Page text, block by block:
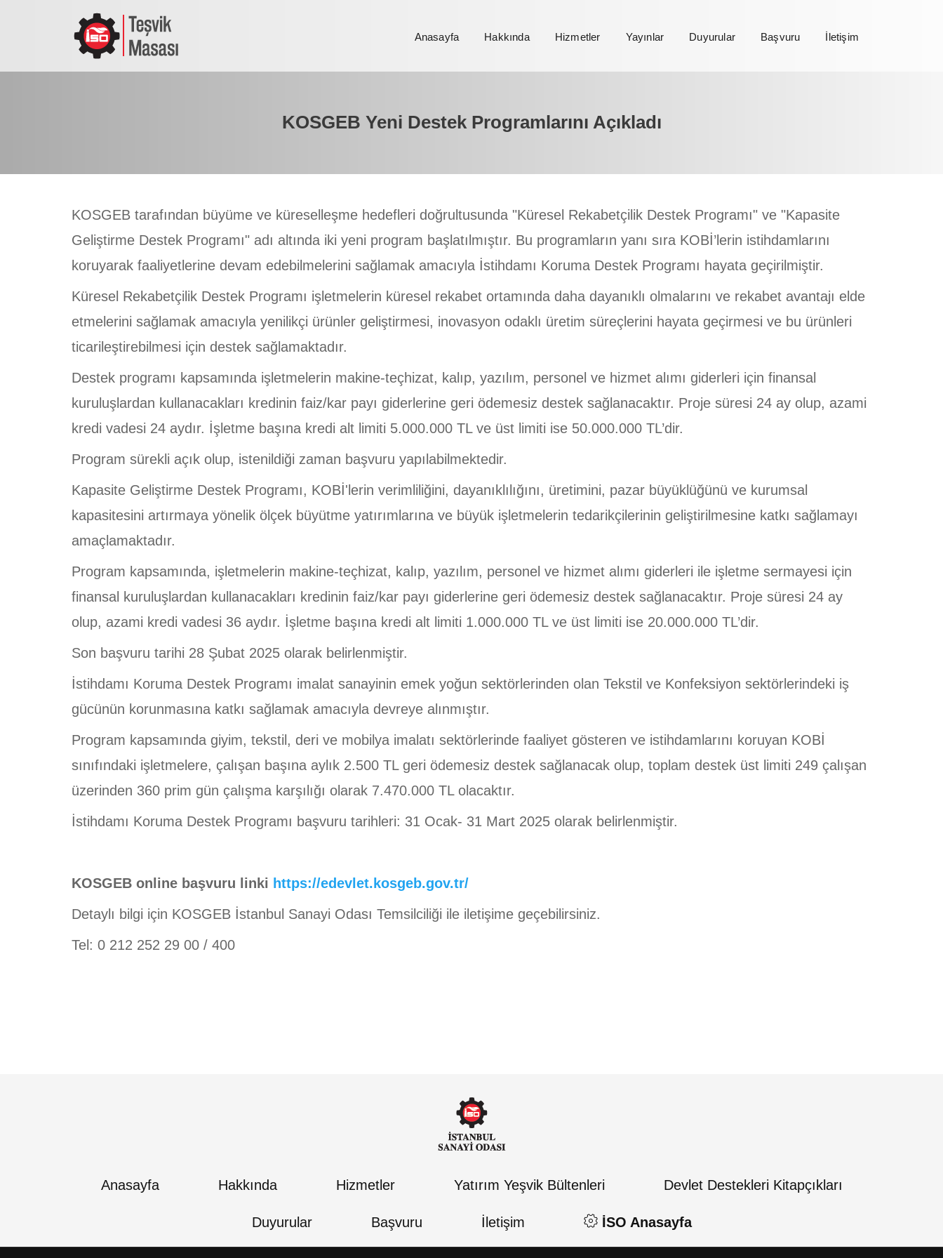
Anasayfa Hakkında Hizmetler Yayınlar Duyurular Başvuru İletişim
KOSGEB Yeni Destek Programlarını Açıkladı
KOSGEB tarafından büyüme ve küreselleşme hedefleri doğrultusunda "Küresel Rekabetçilik Destek Programı" ve "Kapasite
Geliştirme Destek Programı" adı altında iki yeni program başlatılmıştır. Bu programların yanı sıra KOBİ’lerin istihdamlarını
koruyarak faaliyetlerine devam edebilmelerini sağlamak amacıyla İstihdamı Koruma Destek Programı hayata geçirilmiştir.
Küresel Rekabetçilik Destek Programı işletmelerin küresel rekabet ortamında daha dayanıklı olmalarını ve rekabet avantajı elde
etmelerini sağlamak amacıyla yenilikçi ürünler geliştirmesi, inovasyon odaklı üretim süreçlerini hayata geçirmesi ve bu ürünleri
ticarileştirebilmesi için destek sağlamaktadır.
Destek programı kapsamında işletmelerin makine-teçhizat, kalıp, yazılım, personel ve hizmet alımı giderleri için finansal
kuruluşlardan kullanacakları kredinin faiz/kar payı giderlerine geri ödemesiz destek sağlanacaktır. Proje süresi 24 ay olup, azami
kredi vadesi 24 aydır. İşletme başına kredi alt limiti 5.000.000 TL ve üst limiti ise 50.000.000 TL’dir.
Program sürekli açık olup, istenildiği zaman başvuru yapılabilmektedir.
Kapasite Geliştirme Destek Programı, KOBİ'lerin verimliliğini, dayanıklılığını, üretimini, pazar büyüklüğünü ve kurumsal
kapasitesini artırmaya yönelik ölçek büyütme yatırımlarına ve büyük işletmelerin tedarikçilerinin geliştirilmesine katkı sağlamayı
amaçlamaktadır.
Program kapsamında, işletmelerin makine-teçhizat, kalıp, yazılım, personel ve hizmet alımı giderleri ile işletme sermayesi için
finansal kuruluşlardan kullanacakları kredinin faiz/kar payı giderlerine geri ödemesiz destek sağlanacaktır. Proje süresi 24 ay
olup, azami kredi vadesi 36 aydır. İşletme başına kredi alt limiti 1.000.000 TL ve üst limiti ise 20.000.000 TL’dir.
Son başvuru tarihi 28 Şubat 2025 olarak belirlenmiştir.
İstihdamı Koruma Destek Programı imalat sanayinin emek yoğun sektörlerinden olan Tekstil ve Konfeksiyon sektörlerindeki iş
gücünün korunmasına katkı sağlamak amacıyla devreye alınmıştır.
Program kapsamında giyim, tekstil, deri ve mobilya imalatı sektörlerinde faaliyet gösteren ve istihdamlarını koruyan KOBİ
sınıfındaki işletmelere, çalışan başına aylık 2.500 TL geri ödemesiz destek sağlanacak olup, toplam destek üst limiti 249 çalışan
üzerinden 360 prim gün çalışma karşılığı olarak 7.470.000 TL olacaktır.
İstihdamı Koruma Destek Programı başvuru tarihleri: 31 Ocak- 31 Mart 2025 olarak belirlenmiştir.
KOSGEB online başvuru linki https://edevlet.kosgeb.gov.tr/
Detaylı bilgi için KOSGEB İstanbul Sanayi Odası Temsilciliği ile iletişime geçebilirsiniz.
Tel: 0 212 252 29 00 / 400
Anasayfa Hakkında Hizmetler Yatırım Yeşvik Bültenleri Devlet Destekleri Kitapçıkları
Duyurular Başvuru İletişim İSO Anasayfa